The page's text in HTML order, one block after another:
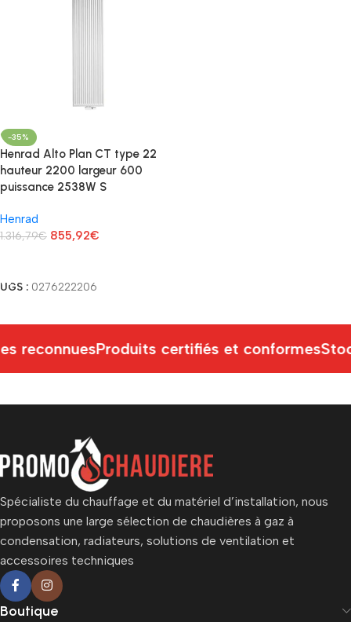
-35%
Henrad Alto Plan CT type 22
hauteur 2200 largeur 600
puissance 2538W S
Henrad
1.316,79€ 855,92€
UGS : 0276222206
reconnuesProduits certifiés et conformes
Spécialiste du chauffage et du matériel d’installation, nous
proposons une large sélection de chaudières à gaz à
condensation, radiateurs, solutions de ventilation et
accessoires techniques
Boutique